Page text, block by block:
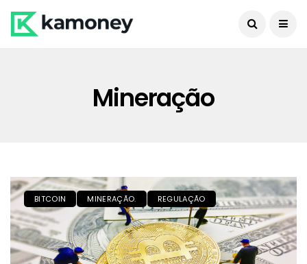
Mineração
BITCOIN MINERAÇÃO. REGULAÇÃO